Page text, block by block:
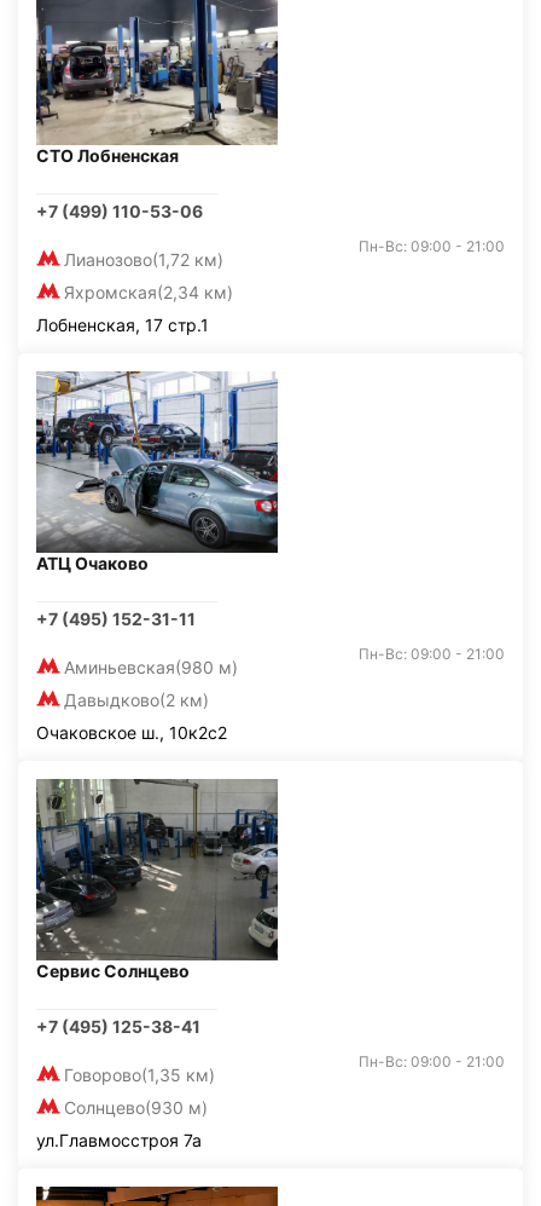
СТО Лобненская
+7 (499) 110-53-06
Лианозово(1,72 км)
Яхромская(2,34 км)
Пн-Вс: 09:00 - 21:00
Лобненская, 17 стр.1
АТЦ Очаково
+7 (495) 152-31-11
Аминьевская(980 м)
Давыдково(2 км)
Пн-Вс: 09:00 - 21:00
Очаковское ш., 10к2с2
Сервис Солнцево
+7 (495) 125-38-41
Говорово(1,35 км)
Солнцево(930 м)
Пн-Вс: 09:00 - 21:00
ул.Главмосстроя 7а